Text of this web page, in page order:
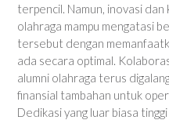
terpencil. Namun, inovasi
olahraga mampu mengatasi
tersebut dengan
ada secara optimal.
alumni olahraga terus
finansial tambahan untuk
Dedikasi yang luar biasa